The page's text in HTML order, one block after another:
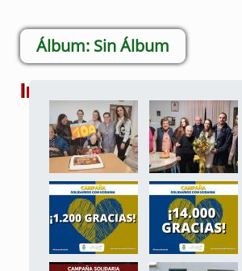
Sin Álbum
Imágenes